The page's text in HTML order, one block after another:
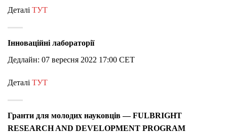
Деталі ТУТ
Інноваційні лабораторії
Дедлайн: 07 вересня 2022 17:00 CET
Деталі ТУТ
Гранти для молодих науковців — FULBRIGHT
RESEARCH AND DEVELOPMENT PROGRAM